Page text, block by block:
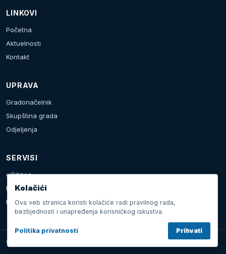
LINKOVI
Početna
Aktuelnosti
Kontakt
UPRAVA
Gradonačelnik
Skupština grada
Odjeljenja
SERVISI
eCitizen
Prijava problema
Kalendar dešavanja
Grad Doboj © 2026. Sva prava zadržana.
Kolačići
Ova veb stranica koristi kolačiće radi pravilnog rada,
bezbjednosti i unapređenja korisničkog iskustva.
Politika privatnosti Prihvati